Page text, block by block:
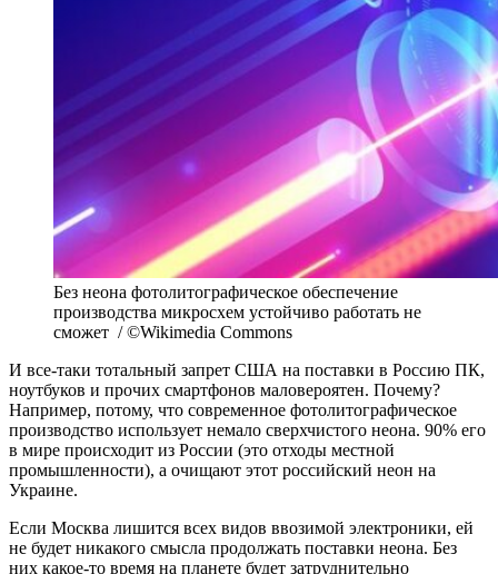
Без неона фотолитографическое обеспечение
производства микросхем устойчиво работать не
сможет / ©Wikimedia Commons
И все-таки тотальный запрет США на поставки в Россию ПК,
ноутбуков и прочих смартфонов маловероятен. Почему?
Например, потому, что современное фотолитографическое
производство использует немало сверхчистого неона. 90% его
в мире происходит из России (это отходы местной
промышленности), а очищают этот российский неон на
Украине.
Если Москва лишится всех видов ввозимой электроники, ей
не будет никакого смысла продолжать поставки неона. Без
них какое-то время на планете будет затруднительно